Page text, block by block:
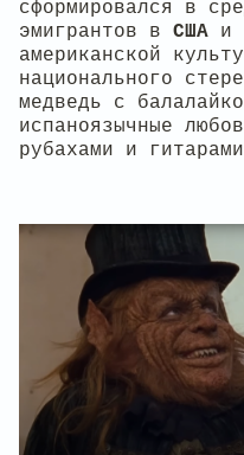
сформировался в
эмигрантов в США и
американской
национального
медведь с
испаноязычные
рубахами и